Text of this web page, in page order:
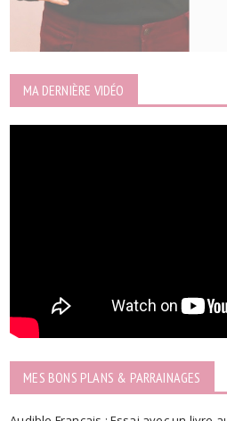
MA DERNIÈRE VIDÉO
MES BONS PLANS & PARRAINAGES